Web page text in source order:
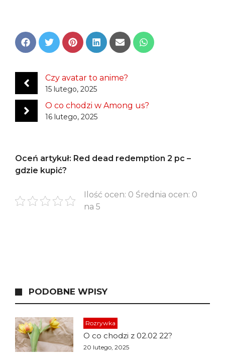
Share
on
Share
on
Share
on
Share
on
Share
on
Share
on
Czy avatar to anime?
15 lutego, 2025
O co chodzi w Among us?
16 lutego, 2025
Oceń artykuł: Red dead redemption 2 pc –
gdzie kupić?
Ilość ocen: 0 Średnia ocen: 0
na 5
PODOBNE WPISY
Rozrywka
O co chodzi z 02.02 22?
20 lutego, 2025